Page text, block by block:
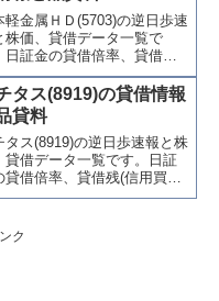
くまとめて掲載していま
軽金属ＨＤ(5703)の逆日歩速
株価、貸借データ一覧で
日証金の貸借倍率、貸借残
買残、信用売残)、品貸料
歩)、東証の週末残高、規制
喚起・申込停止)など、空売
連情報を集計し、図解でわ
やすくまとめて掲載してい
。
タス(8919)の貸借情報
貸料
タス(8919)の逆日歩速報と株
貸借データ一覧です。日証
貸借倍率、貸借残(信用買
信用売残)、品貸料(逆日
・申込停止)など、空売り関
報を集計し、図解でわかり
ク